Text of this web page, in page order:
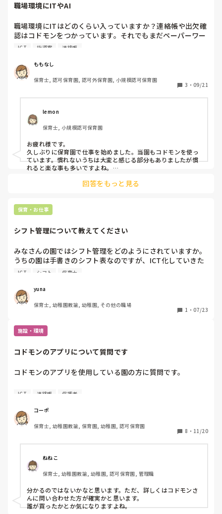
職場環境にITやAI
職場環境にITはどのくらい入っていますか？連絡帳や出欠確
認はコドモンをつかっています。それでもまだペーパーワー
クが多いような気がしています。管理栄養士の先生もたくさ
行ったり、シフトも手動で作っており、どうにかIT技術やAI
を活用できないものかと考えています。個人的には、発表会
や運動会の演目決めなどは、Chat GTPと相談しているんで
ICT 指導案 連絡帳
ももなし
保育士, 認可保育園, 認可外保育園, 小規模認可保育園
3 ・ 09/21
lemon
保育士, 小規模認可保育園
お疲れ様です。
久しぶりに保育園で仕事を始めました。当園もコドモンを使っ
ています。慣れないうちは大変と感じる部分もありましたが慣
れると楽な事も多いですよね。
思うのですが、うちに関して言えばPC類が苦手な人や年配者は
で、すぐ入力という癖を付けましょうと行ってますが、そこが
難しい様です😅
ね
す🥹
回答をもっと見る
保育・お仕事
シフト管理について教えてください
みなさんの園ではシフト管理をどのようにされていますか。
うちの園は手書きのシフト表なのですが、ICT化していきた
いと思っていておすすめのアプリなどありましたら教えてく
連絡帳や勤怠は「コドモン」というアプリを使用していま
す。さらに課金すればシフト管理機能が使えるのですがそれ
には本社の人に相談が必要なので、別のアプリがあれば知り
よろしくお願いいたします。
ICT シフト 保育士
yuna
保育士, 幼稚園教諭, 幼稚園, その他の職場
1 ・ 07/23
施設・環境
コドモンのアプリについて質問です
コドモンのアプリを使用している園の方に質問です。
保護者から質問があったのですが、写真の購入や、連絡帳の
た、連絡帳の製本を行ったという情報はわかるのでしょう
か？
わかる方、教えてください。
ちなみに、連絡帳を製本してる方ってどのくらいいるのでし
ICT 連絡帳 保護者
コーポ
保育士, 幼稚園教諭, 保育園, 幼稚園, 認可保育園
8 ・ 11/20
ねねこ
保育士, 幼稚園教諭, 幼稚園, 認可保育園, 管理職
分かるのではないかなと思います。ただ、詳しくはコドモンさ
んに問い合わせた方が確実かと思います。
誰が買ったかとか気になりますよね。